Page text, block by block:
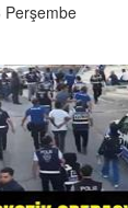
Perşembe